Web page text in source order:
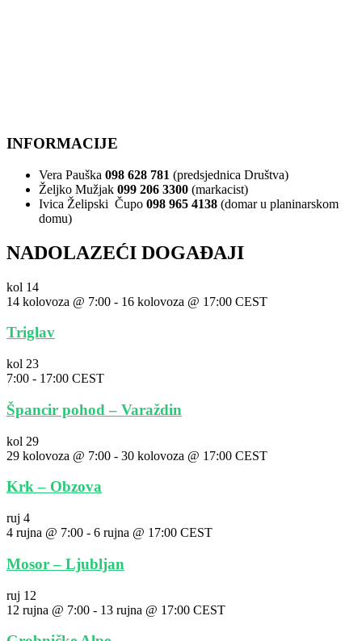
INFORMACIJE
Vera Pauška 098 628 781 (predsjednica Društva)
Željko Mužjak 099 206 3300 (markacist)
Ivica Želipski Čupo 098 965 4138 (domar u planinarskom
domu)
NADOLAZEĆI DOGAĐAJI
kol 14
14 kolovoza @ 7:00 - 16 kolovoza @ 17:00 CEST
Triglav
kol 23
7:00 - 17:00 CEST
Špancir pohod – Varaždin
kol 29
29 kolovoza @ 7:00 - 30 kolovoza @ 17:00 CEST
Krk – Obzova
ruj 4
4 rujna @ 7:00 - 6 rujna @ 17:00 CEST
Mosor – Ljubljan
ruj 12
12 rujna @ 7:00 - 13 rujna @ 17:00 CEST